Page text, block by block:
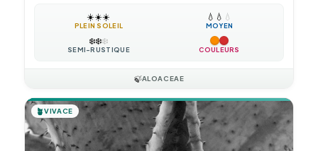
☀️☀️☀️
PLEIN SOLEIL
💧 💧 💧
MOYEN
❄️❄️❄️
SEMI-RUSTIQUE COULEURS
🍃ALOACEAE
🪴VIVACE